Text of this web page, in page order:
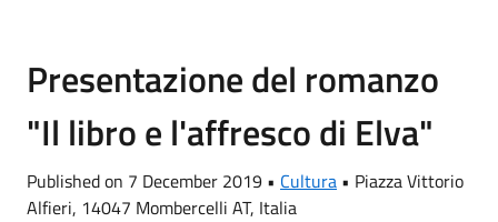
Presentazione del romanzo
"Il libro e l'affresco di Elva"
Published on 7 December 2019 • Cultura • Piazza Vittorio
Alfieri, 14047 Mombercelli AT, Italia